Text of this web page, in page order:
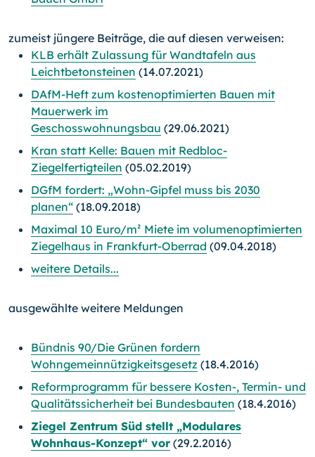
zumeist jüngere Beiträge, die auf diesen verweisen:
KLB erhält Zulassung für Wandtafeln aus
Leichtbetonsteinen (14.07.2021)
DAfM-Heft zum kostenoptimierten Bauen mit
Mauerwerk im
Geschosswohnungsbau (29.06.2021)
Kran statt Kelle: Bauen mit Redbloc-
Ziegelfertigteilen (05.02.2019)
DGfM fordert: „Wohn-Gipfel muss bis 2030
planen“ (18.09.2018)
Maximal 10 Euro/m² Miete im volumenoptimierten
Ziegelhaus in Frankfurt-Oberrad (09.04.2018)
weitere Details...
ausgewählte weitere Meldungen
Bündnis 90/Die Grünen fordern
Wohngemeinnützigkeitsgesetz (18.4.2016)
Reformprogramm für bessere Kosten-, Termin- und
Qualitätssicherheit bei Bundesbauten (18.4.2016)
Ziegel Zentrum Süd stellt „Modulares
Wohnhaus-Konzept“ vor (29.2.2016)